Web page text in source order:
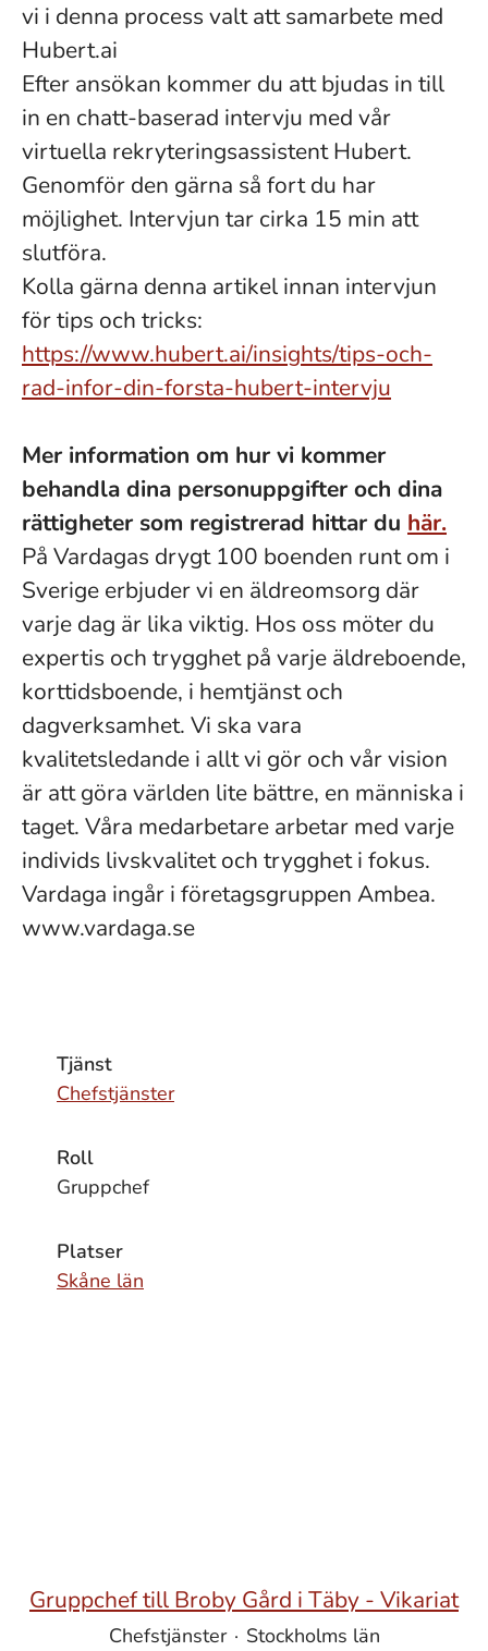
vi i denna process valt att samarbete med
Hubert.ai
Efter ansökan kommer du att bjudas in till
in en chatt-baserad intervju med vår
virtuella rekryteringsassistent Hubert.
Genomför den gärna så fort du har
möjlighet. Intervjun tar cirka 15 min att
slutföra.
Kolla gärna denna artikel innan intervjun
för tips och tricks:
https://www.hubert.ai/insights/tips-och-
rad-infor-din-forsta-hubert-intervju
Mer information om hur vi kommer
behandla dina personuppgifter och dina
rättigheter som registrerad hittar du här.
På Vardagas drygt 100 boenden runt om i
Sverige erbjuder vi en äldreomsorg där
varje dag är lika viktig. Hos oss möter du
expertis och trygghet på varje äldreboende,
korttidsboende, i hemtjänst och
dagverksamhet. Vi ska vara
kvalitetsledande i allt vi gör och vår vision
är att göra världen lite bättre, en människa i
taget. Våra medarbetare arbetar med varje
individs livskvalitet och trygghet i fokus.
Vardaga ingår i företagsgruppen Ambea.
www.vardaga.se
Tjänst
Chefstjänster
Roll
Gruppchef
Platser
Skåne län
Gruppchef till Broby Gård i Täby - Vikariat
Chefstjänster · Stockholms län